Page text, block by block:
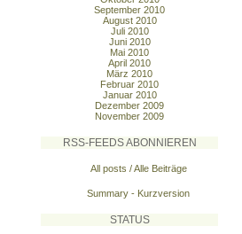
September 2010
August 2010
Juli 2010
Juni 2010
Mai 2010
April 2010
März 2010
Februar 2010
Januar 2010
Dezember 2009
November 2009
RSS-FEEDS ABONNIEREN
All posts / Alle Beiträge
Summary - Kurzversion
STATUS